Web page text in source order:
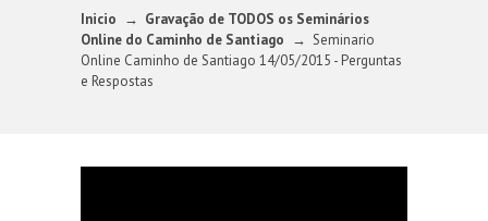
Inicio
Gravação de TODOS os Seminários
Online do Caminho de Santiago
Seminario
Online Caminho de Santiago 14/05/2015 - Perguntas
e Respostas